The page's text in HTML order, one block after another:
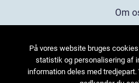
Om
På vores website bruges
statistik og personalisering af
information deles med